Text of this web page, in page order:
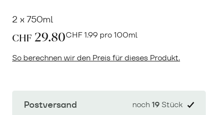
2 x 750ml
CHF 29.80CHF1.99 pro 100ml
So berechnen wir den Preis für dieses Produkt.
Postversand noch19Stück